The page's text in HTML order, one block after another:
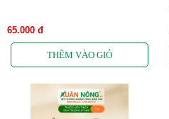
65.000 đ